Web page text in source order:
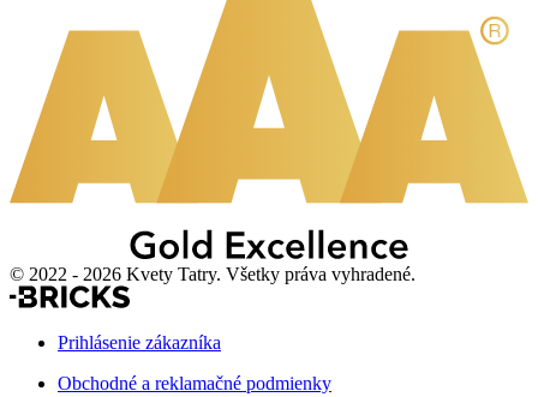
© 2022 - 2026 Kvety Tatry. Všetky práva vyhradené.
Prihlásenie zákazníka
Obchodné a reklamačné podmienky